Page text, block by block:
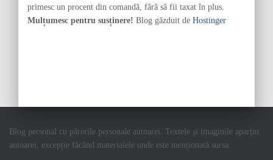
primesc un procent din comandă, fără să fii taxat în plus.
Mulțumesc pentru susținere! Blog găzduit de Hostinger
Blog personal cu părerile personale autoarei. Textele și imaginile aparțin
autoarei, excepție făcând materialele unde este menționată sursa.